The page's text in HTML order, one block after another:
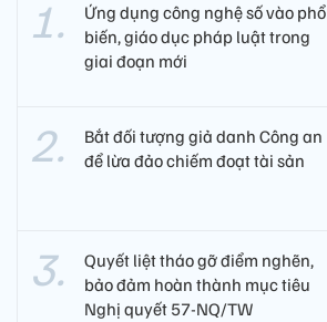
Ứng dụng công nghệ số vào phổ
biến, giáo dục pháp luật trong
giai đoạn mới
Bắt đối tượng giả danh Công an
để lừa đảo chiếm đoạt tài sản
Quyết liệt tháo gỡ điểm nghẽn,
bảo đảm hoàn thành mục tiêu
Nghị quyết 57-NQ/TW